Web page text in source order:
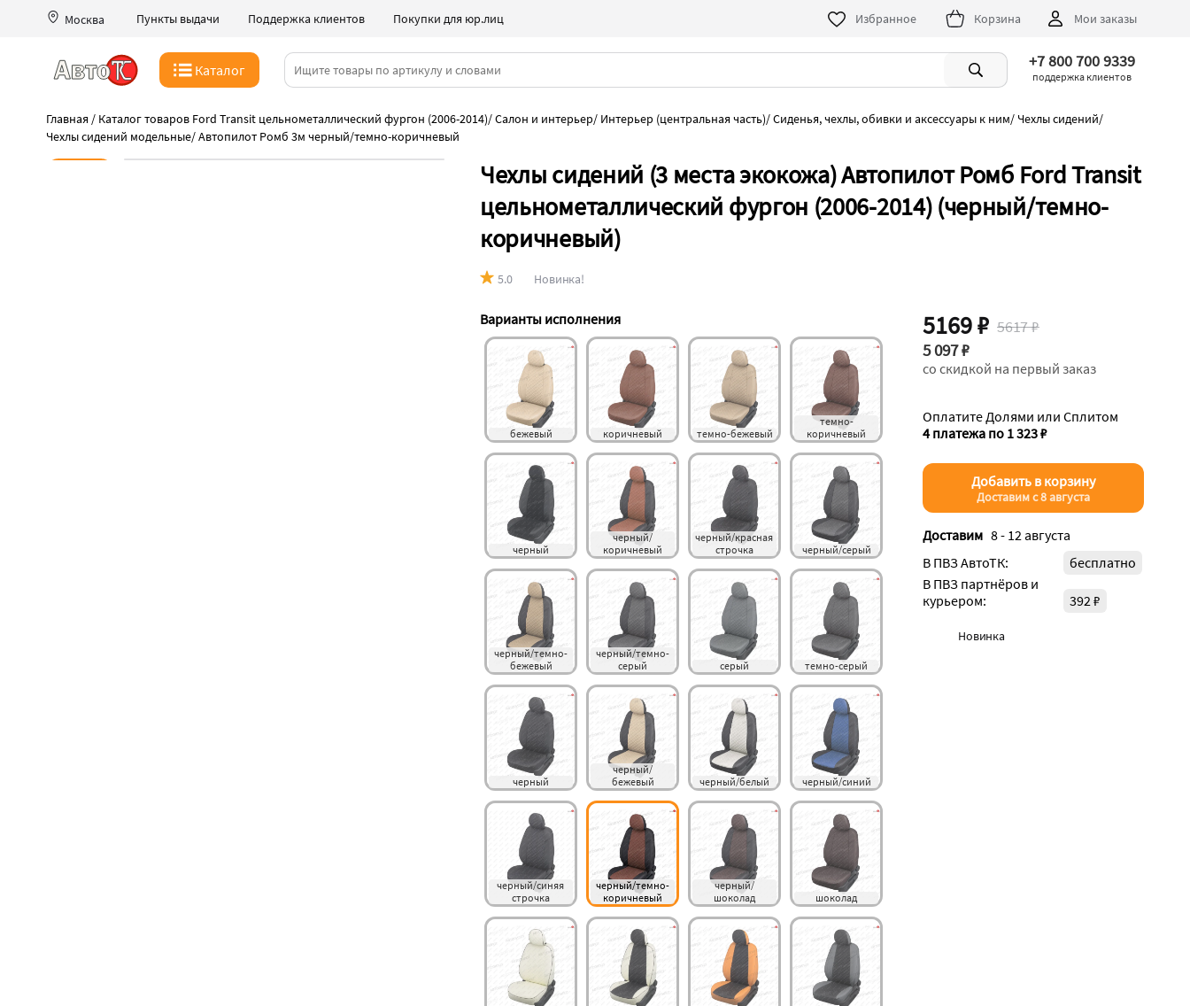
Москва Пункты выдачи Поддержка клиентов Покупки для юр.лиц Избранное Корзина Мои заказы
Каталог +7 800 700 9339
поддержка клиентов
Главная / Каталог товаров Ford Transit цельнометаллический фургон (2006-2014)/Салон и интерьер/ Интерьер (центральная часть)/Сиденья, чехлы, обивки и аксессуары к ним/ Чехлы сидений/
Чехлы сидений модельные/Автопилот Ромб 3м черный/темно-коричневый
Чехлы сидений (3 места экокожа) Автопилот Ромб Ford Transit
цельнометаллический фургон (2006-2014) (черный/темно-
коричневый)
5.0 Новинка!
Варианты исполнения
бежевый коричневый темно-бежевый
темно-
коричневый
черный
черный/
коричневый
черный/красная
строчка
черный/серый
черный/темно-
бежевый
черный/темно-
серый
серый темно-серый
черный
черный/
бежевый
черный/белый черный/синий
черный/синяя
строчка
черный/темно-
коричневый
черный/
шоколад
шоколад
5169 ₽ 5617 ₽
5 097 ₽
со скидкой на первый заказ
Оплатите Долями или Сплитом
4 платежа по 1 323 ₽
Добавить в корзину
Доставим с 8 августа
Доставим 8 - 12 августа
В ПВЗ АвтоТК:
бесплатно
В ПВЗ партнёров и
курьером:
392 ₽
Новинка